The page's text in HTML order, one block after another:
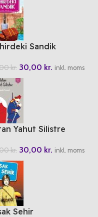
Sandik
kr. 30,00 kr. inkl. moms
Yahut Silistre
kr. 30,00 kr. inkl. moms
Sehir